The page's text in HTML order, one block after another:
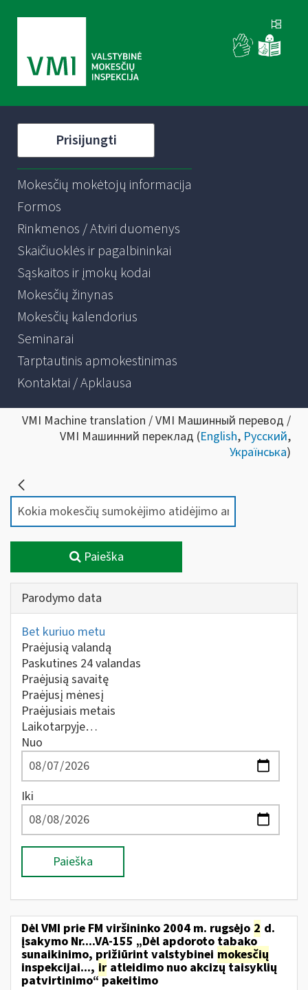
Prisijungti
Mokesčių mokėtojų informacija
Formos
Rinkmenos / Atviri duomenys
Skaičiuoklės ir pagalbininkai
Sąskaitos ir įmokų kodai
Mokesčių žinynas
Mokesčių kalendorius
Seminarai
Tarptautinis apmokestinimas
Kontaktai / Apklausa
VMI Machine translation / VMI Машинный перевод /
VMI Машинний переклад (English, Русский,
Українська)
Paieška
Parodymo data
Bet kuriuo metu
Praėjusią valandą
Paskutines 24 valandas
Praėjusią savaitę
Praėjusį mėnesį
Praėjusiais metais
Laikotarpyje…
Nuo
Iki
Paieška
Dėl VMI prie FM viršininko 2004 m. rugsėjo 2 d.
įsakymo Nr....VA-155 „Dėl apdoroto tabako
sunaikinimo, prižiūrint valstybinei mokesčių
inspekcijai..., ir atleidimo nuo akcizų taisyklių
patvirtinimo“ pakeitimo